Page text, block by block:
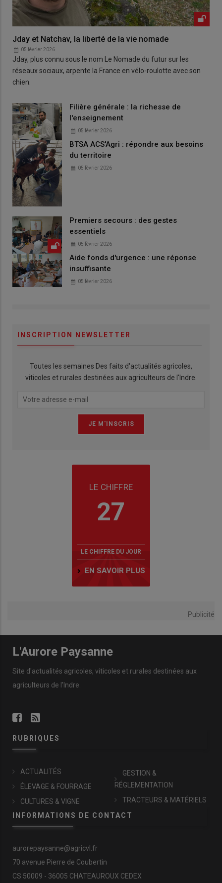
Jday et Natchav, la liberté de la vie nomade
05 février 2026
Jday, plus connu sous le nom Le Nomade du futur sur les
réseaux sociaux, arpente la France en vélo-roulotte avec son
chien.
Filière générale : la richesse de
l'enseignement
05 février 2026
BTSA ACS'Agri : répondre aux besoins
du territoire
05 février 2026
Premiers secours : des gestes
essentiels
05 février 2026
Aide fonds d'urgence : une réponse
insuffisante
05 février 2026
INSCRIPTION NEWSLETTER
Toutes les semaines Des faits d'actualités agricoles,
viticoles et rurales destinées aux agriculteurs de l'Indre.
LE CHIFFRE
27
LE CHIFFRE DU JOUR
EN SAVOIR PLUS
Publicité
L'Aurore Paysanne
Site d'actualités agricoles, viticoles et rurales destinées aux
agriculteurs de l'Indre.
RUBRIQUES
ACTUALITÉS
ÉLEVAGE & FOURRAGE
CULTURES & VIGNE
GESTION &
RÉGLEMENTATION
TRACTEURS & MATÉRIELS
INFORMATIONS DE CONTACT
aurorepaysanne@agricvl.fr
70 avenue Pierre de Coubertin
CS 50009 - 36005 CHATEAUROUX CEDEX